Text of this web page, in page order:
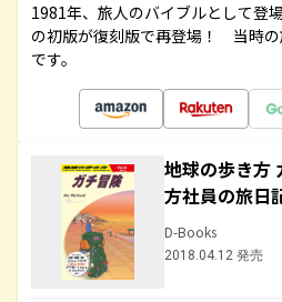
1981年、旅人のバイブルとして登
の初版が復刻版で再登場！ 当時
です。
地球の歩き方
方社員の旅日
D-Books
2018.04.12 発売